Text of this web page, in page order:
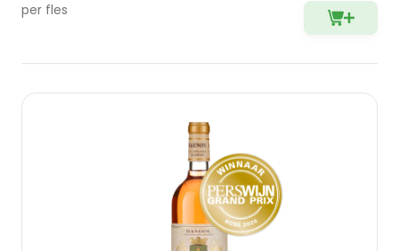
per fles